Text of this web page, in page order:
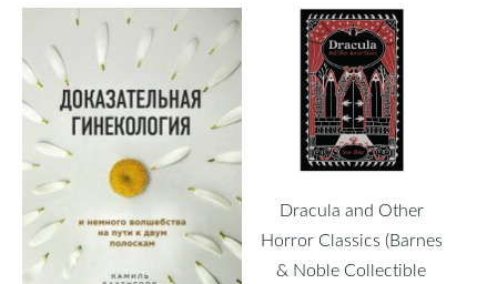
Dracula and Other
Horror Classics (Barnes
& Noble Collectible